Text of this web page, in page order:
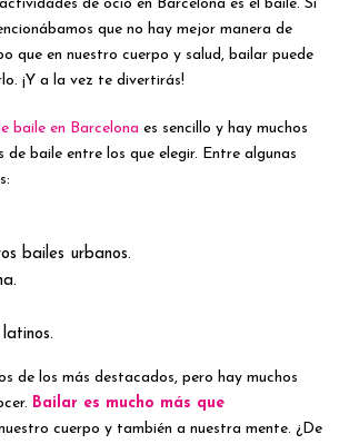
de ocio en Barcelona es el baile. Si
que no hay mejor manera de
que en nuestro cuerpo y salud, bailar puede
¡Y a la vez te divertirás!
baile en Barcelona es sencillo y hay muchos
de baile entre los que elegir. Entre algunas
bailes urbanos.
de los más destacados, pero hay muchos
Bailar es mucho más que
cuerpo y también a nuestra mente. ¿De